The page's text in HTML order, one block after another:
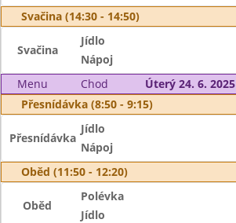
Svačina (14:30 - 14:50)
Svačina
Jídlo
Nápoj
Menu
Chod
Úterý 24. 6. 2025
Přesnídávka (8:50 - 9:15)
Přesnídávka
Jídlo
Nápoj
Oběd (11:50 - 12:20)
Oběd
Polévka
Jídlo